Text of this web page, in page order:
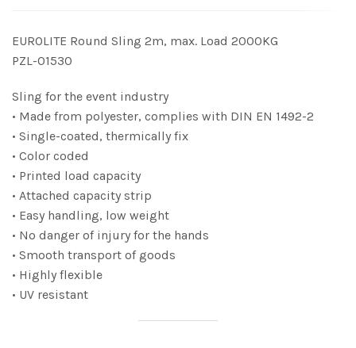
EUROLITE Round Sling 2m, max. Load 2000KG
PZL-01530
Sling for the event industry
• Made from polyester, complies with DIN EN 1492-2
• Single-coated, thermically fix
• Color coded
• Printed load capacity
• Attached capacity strip
• Easy handling, low weight
• No danger of injury for the hands
• Smooth transport of goods
• Highly flexible
• UV resistant